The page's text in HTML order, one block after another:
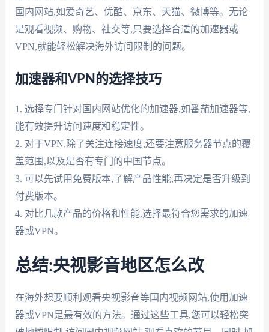
国内网站,如爱奇艺、优酷、京东、天猫、微博等。无论
是观看视频、购物、社交等,只要选择合适的加速器或
VPN,就能轻松解决海外访问限制的问题。
加速器和VPN的选择技巧
1. 选择专门针对国内网站优化的加速器,如番茄加速器等,
能有效提升访问速度和稳定性。
2. 对于VPN,除了关注连接速度,还要注意服务器节点的覆
盖范围,以及是否有专门的中国节点。
3. 可以先试用免费版本,了解产品性能,再决定是否升级到
付费版本。
4. 对比几款产品的价格和性能,选择最符合您需求的加速
器或VPN。
总结:央视影音地区怎么改
在海外想要顺利观看央视影音等国内视频网站,使用加速
器或VPN是最有效的方法。通过这些工具,您可以轻松突